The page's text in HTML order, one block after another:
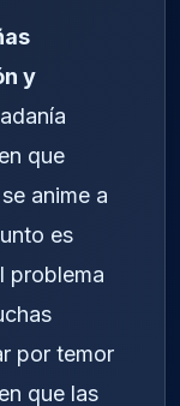
y
que
anime a
es
problema
por temor
que las